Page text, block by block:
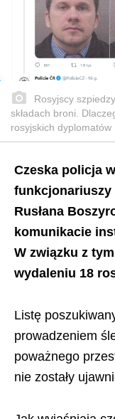
Rosyjscy
składach broni.
rosyjskich dyplomatów
Czeska policja
funkcjonariuszy
Rusłana
komunikacie
W związku z
wydaleniu 18
Listę
prowadzeniem
poważnego
nie zostały